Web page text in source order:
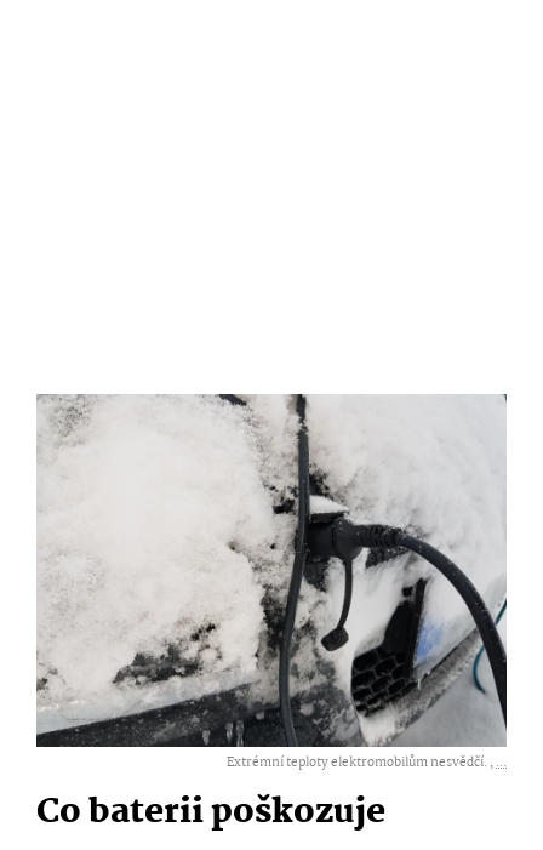
Extrémní teploty elektromobilům nesvědčí. ,...
Co baterii poškozuje